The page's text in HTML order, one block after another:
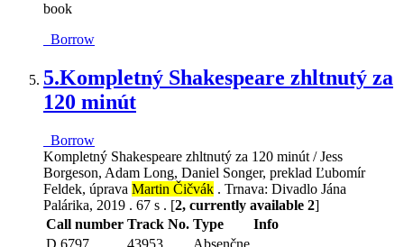
book
Borrow
5.Kompletný Shakespeare zhltnutý za
120 minút
Borrow
Kompletný Shakespeare zhltnutý za 120 minút / Jess
Borgeson, Adam Long, Daniel Songer, preklad Ľubomír
Feldek, úprava Martin Čičvák . Trnava: Divadlo Jána
Palárika, 2019 . 67 s . [2, currently available 2]
Call number Track No. Type
Info
D 6797
43953 Absenčne